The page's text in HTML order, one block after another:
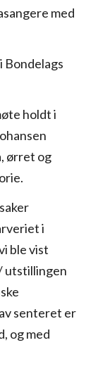
med
Bondelags
holdt i
ørret og
i
ble vist
utstillingen
senteret er
og med